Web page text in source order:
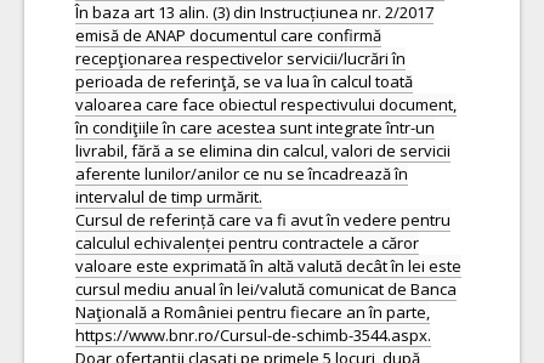
În baza art 13 alin. (3) din Instrucțiunea nr. 2/2017
emisă de ANAP documentul care confirmă
recepţionarea respectivelor servicii/lucrări în
perioada de referinţă, se va lua în calcul toată
valoarea care face obiectul respectivului document,
în condiţiile în care acestea sunt integrate într-un
livrabil, fără a se elimina din calcul, valori de servicii
aferente lunilor/anilor ce nu se încadrează în
intervalul de timp urmărit.
Cursul de referință care va fi avut în vedere pentru
calculul echivalenței pentru contractele a căror
valoare este exprimată în altă valută decât în lei este
cursul mediu anual în lei/valută comunicat de Banca
Naţională a României pentru fiecare an în parte,
https://www.bnr.ro/Cursul-de-schimb-3544.aspx.
Doar ofertanții clasați pe primele 5 locuri, după